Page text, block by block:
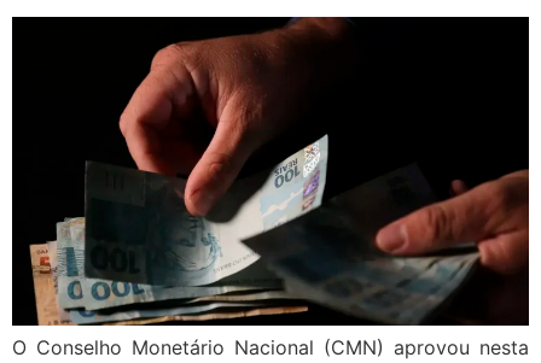
O Conselho Monetário Nacional (CMN) aprovou nesta